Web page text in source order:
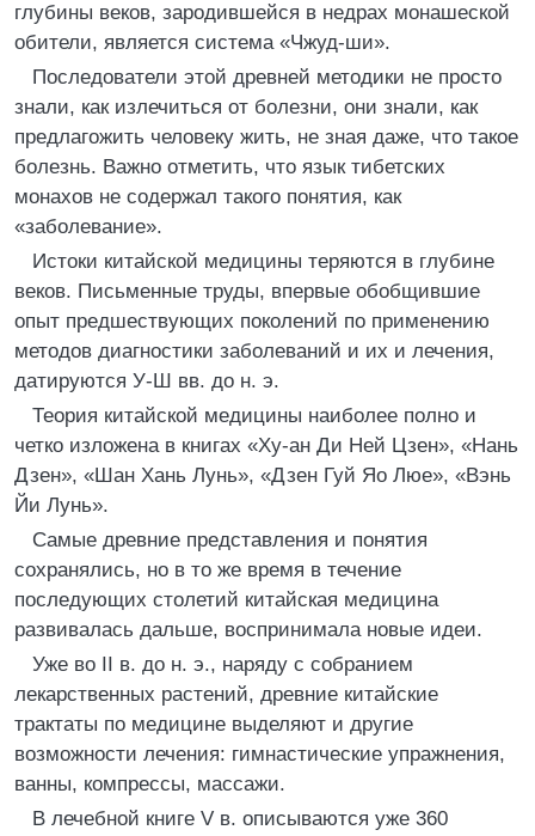
глубины веков, зародившейся в недрах монашеской
обители, является система «Чжуд-ши».
Последователи этой древней методики не просто
знали, как излечиться от болезни, они знали, как
предлагожить человеку жить, не зная даже, что такое
болезнь. Важно отметить, что язык тибетских
монахов не содержал такого понятия, как
«заболевание».
Истоки китайской медицины теряются в глубине
веков. Письменные труды, впервые обобщившие
опыт предшествующих поколений по применению
методов диагностики заболеваний и их и лечения,
датируются У-Ш вв. до н. э.
Теория китайской медицины наиболее полно и
четко изложена в книгах «Ху-ан Ди Ней Цзен», «Нань
Дзен», «Шан Хань Лунь», «Дзен Гуй Яо Люе», «Вэнь
Йи Лунь».
Самые древние представления и понятия
сохранялись, но в то же время в течение
последующих столетий китайская медицина
развивалась дальше, воспринимала новые идеи.
Уже во II в. до н. э., наряду с собранием
лекарственных растений, древние китайские
трактаты по медицине выделяют и другие
возможности лечения: гимнастические упражнения,
ванны, компрессы, массажи.
В лечебной книге V в. описываются уже 360